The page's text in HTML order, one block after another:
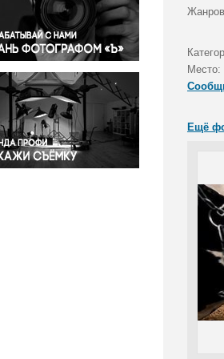
Правосудие
Происшествия и конфликты
Религия
Светская жизнь
Спорт
Экология
Экономика и бизнес
Место:
Ещё